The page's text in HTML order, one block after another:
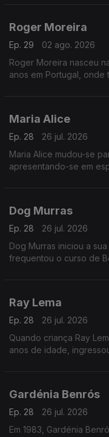
Roger Moreira
Ep. 29
02 ago. 2026
Roger Moreira nasceu
anos em Portugal, onde
Maria Alice
Ep. 28
26 jul. 2026
Maria Alice mudou-se
apresentando-se em
Dog Murras
Ep. 28
26 jul. 2026
Dog Murras iniciou a
frequentou o curso de
Ray Lema
Ep. 28
26 jul. 2026
Quando criança Ray
anos de idade,
Gardénia Benrós
Ep. 28
26 jul. 2026
Em 1983, Gardénia